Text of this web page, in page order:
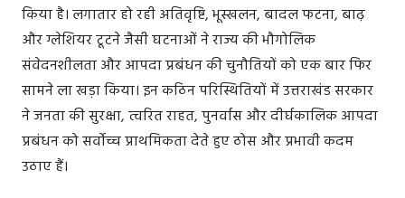
किया है। लगातार हो रही अतिवृष्टि, भूस्खलन, बादल फटना, बाढ़
और ग्लेशियर टूटने जैसी घटनाओं ने राज्य की भौगोलिक
संवेदनशीलता और आपदा प्रबंधन की चुनौतियों को एक बार फिर
सामने ला खड़ा किया। इन कठिन परिस्थितियों में उत्तराखंड सरकार
ने जनता की सुरक्षा, त्वरित राहत, पुनर्वास और दीर्घकालिक आपदा
प्रबंधन को सर्वोच्च प्राथमिकता देते हुए ठोस और प्रभावी कदम
उठाए हैं।